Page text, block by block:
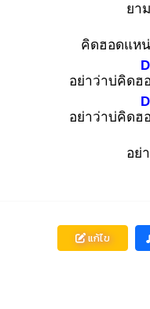
ยา
คิดฮอดแห
อย่าว่าบ่คิดฮ
อย่าว่าบ่คิดฮ
อย่
แก้ไข